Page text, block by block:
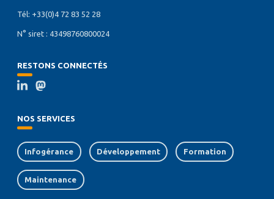
Tél: +33(0)4 72 83 52 28
N° siret : 43498760800024
RESTONS CONNECTÉS
NOS SERVICES
Infogérance Développement Formation
Maintenance